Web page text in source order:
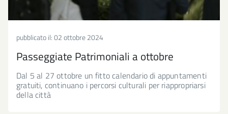
pubblicato il:02 ottobre 2024
Passeggiate Patrimoniali a ottobre
Dal 5 al 27 ottobre un fitto calendario di appuntamenti
gratuiti, continuano i percorsi culturali per riappropriarsi
della città